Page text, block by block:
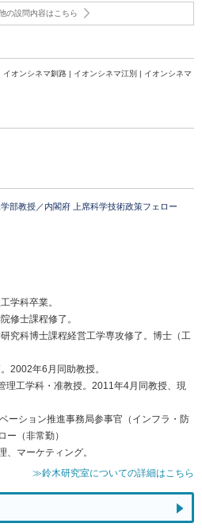
の設問内容はこちら
オンシネマ釧路 | イオンシネマ江別 | イオンシネマ
部教授／内閣府 上席科学技術政策フェロー
学科卒業。
修士課程修了。
究科博士課程経営工学専攻修了。博士（工
2002年6月同助教授。
理工学科・准教授。2011年4月同教授、現
ーション推進事務局参事官（インフラ・防
ー（非常勤）
、マーケティング。
≫鈴木研究室についての詳細はこちら